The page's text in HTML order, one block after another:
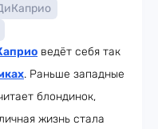
ведёт себя так
. Раньше западные
блондинок,
жизнь стала